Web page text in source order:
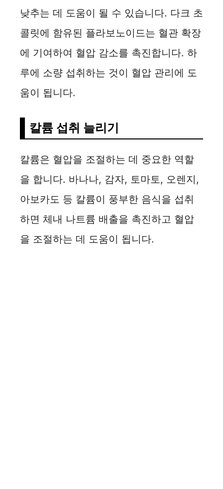
낮추는 데 도움이 될 수 있습니다. 다크 초
콜릿에 함유된 플라보노이드는 혈관 확장
에 기여하여 혈압 감소를 촉진합니다. 하
루에 소량 섭취하는 것이 혈압 관리에 도
움이 됩니다.
칼륨 섭취 늘리기
칼륨은 혈압을 조절하는 데 중요한 역할
을 합니다. 바나나, 감자, 토마토, 오렌지,
아보카도 등 칼륨이 풍부한 음식을 섭취
하면 체내 나트륨 배출을 촉진하고 혈압
을 조절하는 데 도움이 됩니다.